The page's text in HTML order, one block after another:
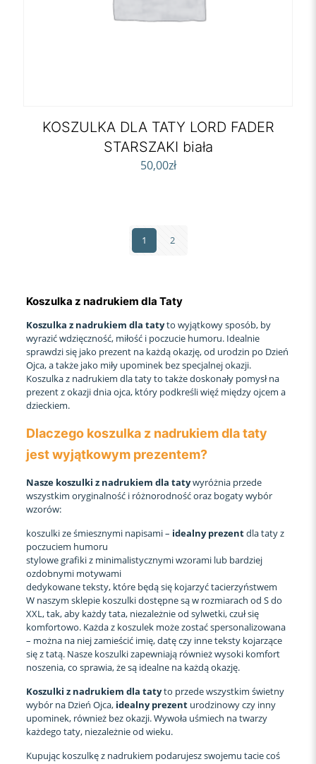
Koszulka z nadrukiem dla Taty
Koszulka z nadrukiem dla tatyto wyjątkowy sposób, by
wyrazić wdzięczność, miłość i poczucie humoru. Idealnie
sprawdzi się jako prezent na każdą okazję, od urodzin po Dzień
Ojca, a także jako miły upominek bez specjalnej okazji.
Koszulka z nadrukiem dla taty to także doskonały pomysł na
prezent z okazji dnia ojca, który podkreśli więź między ojcem a
dzieckiem.
Dlaczego koszulka z nadrukiem dla taty
jest wyjątkowym prezentem?
Nasze koszulki z nadrukiem dla tatywyróżnia przede
wszystkim oryginalność i różnorodność oraz bogaty wybór
wzorów:
koszulki ze śmiesznymi napisami – idealny prezentdla taty z
poczuciem humoru
stylowe grafiki z minimalistycznymi wzorami lub bardziej
ozdobnymi motywami
dedykowane teksty, które będą się kojarzyć tacierzyństwem
W naszym sklepie koszulki dostępne są w rozmiarach od S do
XXL, tak, aby każdy tata, niezależnie od sylwetki, czuł się
komfortowo. Każda z koszulek może zostać spersonalizowana
– można na niej zamieścić imię, datę czy inne teksty kojarzące
się z tatą. Nasze koszulki zapewniają również wysoki komfort
noszenia, co sprawia, że są idealne na każdą okazję.
Koszulki z nadrukiem dla tatyto przede wszystkim świetny
wybór na Dzień Ojca, idealny prezenturodzinowy czy inny
upominek, również bez okazji. Wywoła uśmiech na twarzy
każdego taty, niezależnie od wieku.
Kupując koszulkę z nadrukiem podarujesz swojemu tacie coś
KOSZULKA DLA TATY LORD FADER
STARSZAKI biała
50,00zł
1 2